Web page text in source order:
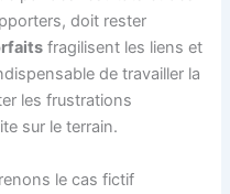
doit rester
fragilisent les liens et
de travailler la
les frustrations
sur le terrain.
le cas fictif